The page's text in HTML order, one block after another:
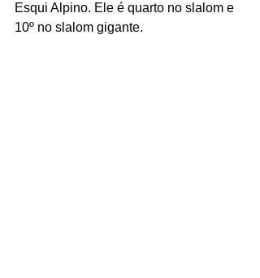
Esqui Alpino. Ele é quarto no slalom e
10º no slalom gigante.